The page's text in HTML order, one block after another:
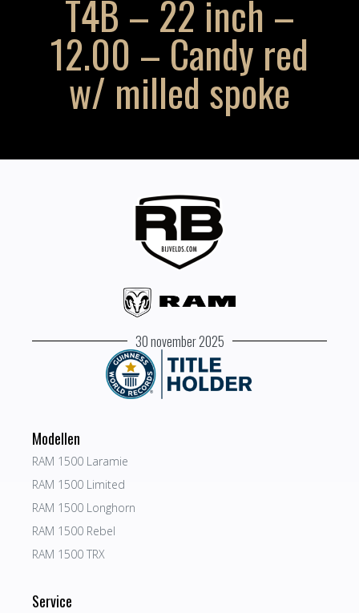
T4B – 22 inch –
12.00 – Candy red
w/ milled spoke
30 november 2025
Modellen
RAM 1500 Laramie
RAM 1500 Limited
RAM 1500 Longhorn
RAM 1500 Rebel
RAM 1500 TRX
Service